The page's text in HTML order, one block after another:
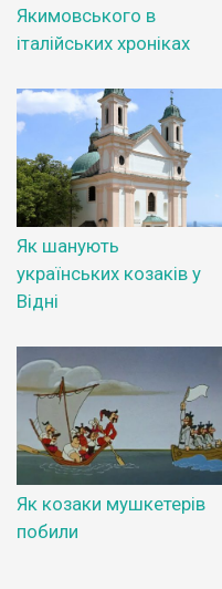
Якимовського в
італійських хроніках
Як шанують
українських козаків у
Відні
Як козаки мушкетерів
побили